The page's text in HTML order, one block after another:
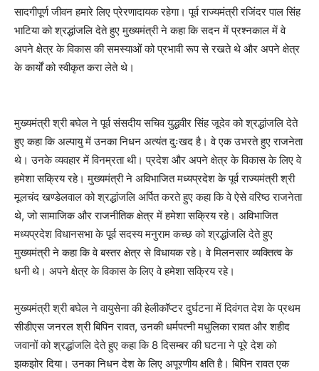
सादगीपूर्ण जीवन हमारे लिए प्रेरणादायक रहेगा। पूर्व राज्यमंत्री रजिंदर पाल सिंह
भाटिया को श्रद्धांजलि देते हुए मुख्यमंत्री ने कहा कि सदन में प्रश्नकाल में वे
अपने क्षेत्र के विकास की समस्याओं को प्रभावी रूप से रखते थे और अपने क्षेत्र
के कार्यों को स्वीकृत करा लेते थे।
मुख्यमंत्री श्री बघेल ने पूर्व संसदीय सचिव युद्धवीर सिंह जूदेव को श्रद्धांजलि देते
हुए कहा कि अल्पायु में उनका निधन अत्यंत दुःखद है। वे एक उभरते हुए राजनेता
थे। उनके व्यवहार में विनम्रता थी। प्रदेश और अपने क्षेत्र के विकास के लिए वे
हमेशा सक्रिय रहे। मुख्यमंत्री ने अविभाजित मध्यप्रदेश के पूर्व राज्यमंत्री श्री
मूलचंद खण्डेलवाल को श्रद्धांजलि अर्पित करते हुए कहा कि वे ऐसे वरिष्ठ राजनेता
थे, जो सामाजिक और राजनीतिक क्षेत्र में हमेशा सक्रिय रहे। अविभाजित
मध्यप्रदेश विधानसभा के पूर्व सदस्य मनुराम कच्छ को श्रद्धांजलि देते हुए
मुख्यमंत्री ने कहा कि वे बस्तर क्षेत्र से विधायक रहे। वे मिलनसार व्यक्तित्व के
धनी थे। अपने क्षेत्र के विकास के लिए वे हमेशा सक्रिय रहे।
मुख्यमंत्री श्री बघेल ने वायुसेना की हेलीकॉप्टर दुर्घटना में दिवंगत देश के प्रथम
सीडीएस जनरल श्री बिपिन रावत, उनकी धर्मपत्नी मधुलिका रावत और शहीद
जवानों को श्रद्धांजलि देते हुए कहा कि 8 दिसम्बर की घटना ने पूरे देश को
झकझोर दिया। उनका निधन देश के लिए अपूरणीय क्षति है। बिपिन रावत एक